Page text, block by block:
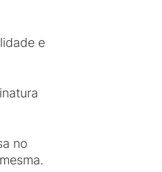
e
no